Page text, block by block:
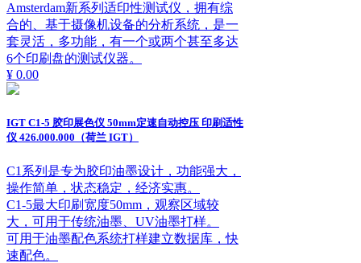
Amsterdam新系列适印性测试仪，拥有综
合的、基于摄像机设备的分析系统，是一
套灵活，多功能，有一个或两个甚至多达
6个印刷盘的测试仪器。
¥ 0.00
IGT C1-5 胶印展色仪 50mm定速自动控压 印刷适性
仪 426.000.000（荷兰 IGT）
C1系列是专为胶印油墨设计，功能强大，
操作简单，状态稳定，经济实惠。
C1-5最大印刷宽度50mm，观察区域较
大，可用于传统油墨、UV油墨打样。
可用于油墨配色系统打样建立数据库，快
速配色。